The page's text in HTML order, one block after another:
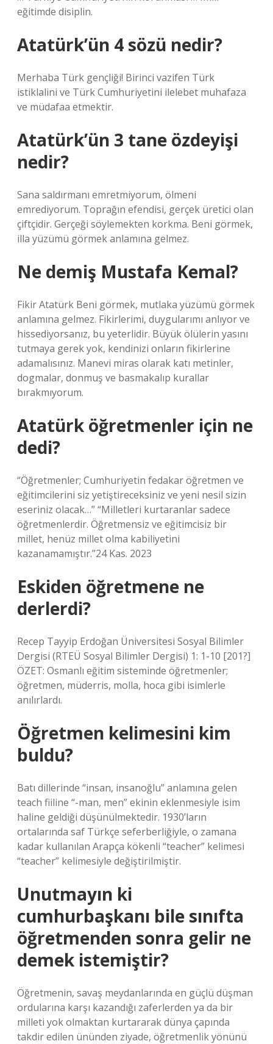
eğitimde disiplin.
Atatürk’ün 4 sözü nedir?
Merhaba Türk gençliği! Birinci vazifen Türk
istiklalini ve Türk Cumhuriyetini ilelebet muhafaza
ve müdafaa etmektir.
Atatürk’ün 3 tane özdeyişi
nedir?
Sana saldırmanı emretmiyorum, ölmeni
emrediyorum. Toprağın efendisi, gerçek üretici olan
çiftçidir. Gerçeği söylemekten korkma. Beni görmek,
illa yüzümü görmek anlamına gelmez.
Ne demiş Mustafa Kemal?
Fikir Atatürk Beni görmek, mutlaka yüzümü görmek
anlamına gelmez. Fikirlerimi, duygularımı anlıyor ve
hissediyorsanız, bu yeterlidir. Büyük ölülerin yasını
tutmaya gerek yok, kendinizi onların fikirlerine
adamalısınız. Manevi miras olarak katı metinler,
dogmalar, donmuş ve basmakalıp kurallar
bırakmıyorum.
Atatürk öğretmenler için ne
dedi?
“Öğretmenler; Cumhuriyetin fedakar öğretmen ve
eğitimcilerini siz yetiştireceksiniz ve yeni nesil sizin
eseriniz olacak…” “Milletleri kurtaranlar sadece
öğretmenlerdir. Öğretmensiz ve eğitimcisiz bir
millet, henüz millet olma kabiliyetini
kazanamamıştır.”24 Kas. 2023
Eskiden öğretmene ne
derlerdi?
Recep Tayyip Erdoğan Üniversitesi Sosyal Bilimler
Dergisi (RTEÜ Sosyal Bilimler Dergisi) 1: 1-10 [201?]
ÖZET: Osmanlı eğitim sisteminde öğretmenler;
öğretmen, müderris, molla, hoca gibi isimlerle
anılırlardı.
Öğretmen kelimesini kim
buldu?
Batı dillerinde “insan, insanoğlu” anlamına gelen
teach fiiline “-man, men” ekinin eklenmesiyle isim
haline geldiği düşünülmektedir. 1930’ların
ortalarında saf Türkçe seferberliğiyle, o zamana
kadar kullanılan Arapça kökenli “teacher” kelimesi
“teacher” kelimesiyle değiştirilmiştir.
Unutmayın ki
cumhurbaşkanı bile sınıfta
öğretmenden sonra gelir ne
demek istemiştir?
Öğretmenin, savaş meydanlarında en güçlü düşman
ordularına karşı kazandığı zaferlerden ya da bir
milleti yok olmaktan kurtararak dünya çapında
takdir edilen ününden ziyade, öğretmenlik yönünü